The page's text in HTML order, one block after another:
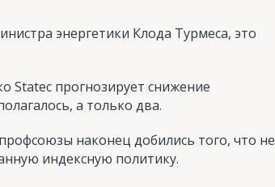
энергетики Клода Турмеса, это
Statec прогнозирует снижение
а только два.
наконец добились того, что не
индексную политику.